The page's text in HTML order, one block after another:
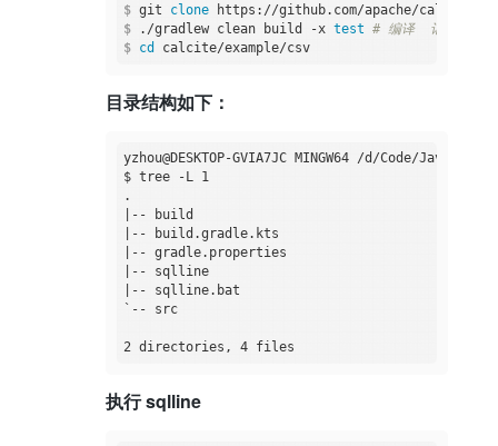
$ git clone https://github.com/apache/
$ ./gradlew clean build -x test # 编译  记得跳过
$ cd calcite/example/csv
目录结构如下：
yzhou@DESKTOP-GVIA7JC MINGW64 /d/Code/Java/
$ tree -L 1
.
|-- build
|-- build.gradle.kts
|-- gradle.properties
|-- sqlline
|-- sqlline.bat
`-- src
执行 sqlline